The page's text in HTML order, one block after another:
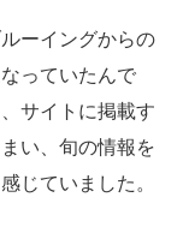
ーイングからの
っていたんで
サイトに掲載す
い、旬の情報を
じていました。